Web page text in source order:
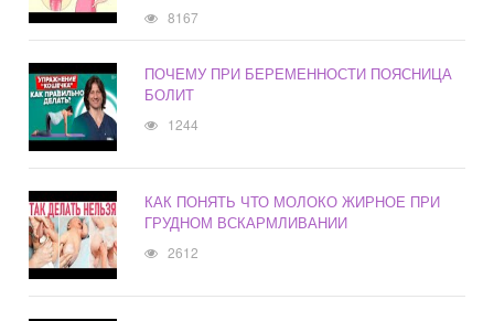
8167
ПОЧЕМУ ПРИ БЕРЕМЕННОСТИ ПОЯСНИЦА
БОЛИТ
1244
КАК ПОНЯТЬ ЧТО МОЛОКО ЖИРНОЕ ПРИ
ГРУДНОМ ВСКАРМЛИВАНИИ
2612